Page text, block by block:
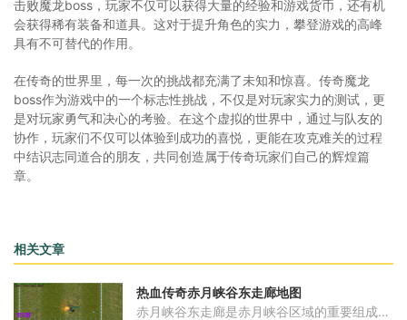
击败魔龙boss，玩家不仅可以获得大量的经验和游戏货币，还有机
会获得稀有装备和道具。这对于提升角色的实力，攀登游戏的高峰
具有不可替代的作用。
在传奇的世界里，每一次的挑战都充满了未知和惊喜。传奇魔龙
boss作为游戏中的一个标志性挑战，不仅是对玩家实力的测试，更
是对玩家勇气和决心的考验。在这个虚拟的世界中，通过与队友的
协作，玩家们不仅可以体验到成功的喜悦，更能在攻克难关的过程
中结识志同道合的朋友，共同创造属于传奇玩家们自己的辉煌篇
章。
相关文章
热血传奇赤月峡谷东走廊地图
赤月峡谷东走廊是赤月峡谷区域的重要组成部分，作为连接赤月峡谷入口与赤月峡谷广场的关键通道，这条走廊地形复杂且充满危险。从赤月峡谷东入口进入后，玩家将面临一条相对狭